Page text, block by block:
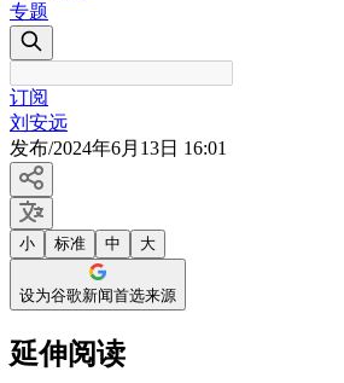
专题
订阅
刘安远
发布/2024年6月13日 16:01
小 标准 中 大
设为谷歌新闻首选来源
延伸阅读